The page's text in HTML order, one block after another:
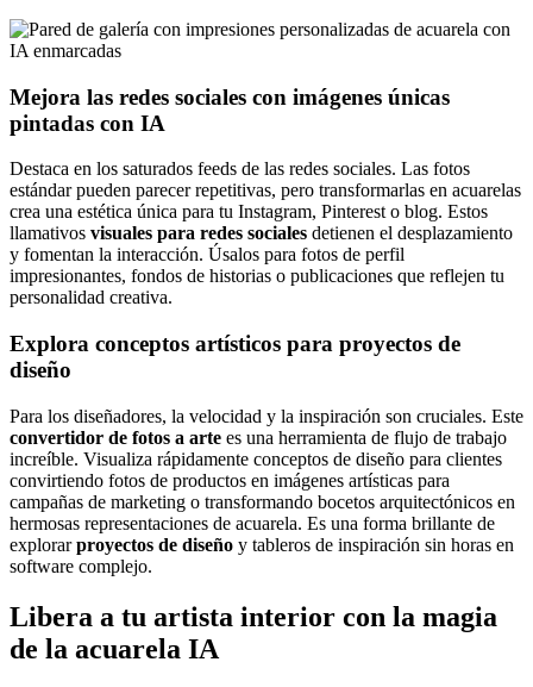
Mejora las redes sociales con imágenes únicas
pintadas con IA
Destaca en los saturados feeds de las redes sociales. Las fotos
estándar pueden parecer repetitivas, pero transformarlas en acuarelas
crea una estética única para tu Instagram, Pinterest o blog. Estos
llamativos visuales para redes sociales detienen el desplazamiento
y fomentan la interacción. Úsalos para fotos de perfil
impresionantes, fondos de historias o publicaciones que reflejen tu
personalidad creativa.
Explora conceptos artísticos para proyectos de
diseño
Para los diseñadores, la velocidad y la inspiración son cruciales. Este
convertidor de fotos a arte es una herramienta de flujo de trabajo
increíble. Visualiza rápidamente conceptos de diseño para clientes
convirtiendo fotos de productos en imágenes artísticas para
campañas de marketing o transformando bocetos arquitectónicos en
hermosas representaciones de acuarela. Es una forma brillante de
explorarproyectos de diseño y tableros de inspiración sin horas en
software complejo.
Libera a tu artista interior con la magia
de la acuarela IA